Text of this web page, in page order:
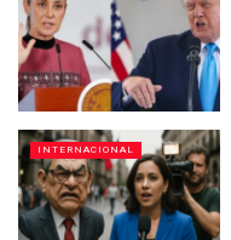
INTERNACIONAL